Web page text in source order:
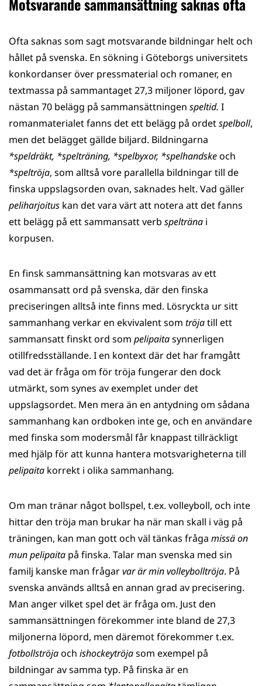
Ofta saknas som sagt motsvarande bildningar helt och
hållet på svenska. En sökning i Göteborgs universitets
konkordanser över pressmaterial och romaner, en
textmassa på sammantaget 27,3 miljoner löpord, gav
nästan 70 belägg på sammansättningen speltid. I
romanmaterialet fanns det ett belägg på ordetspelboll,
men det belägget gällde biljard. Bildningarna
*speldräkt, *spelträning, *spelbyxor, *spelhandskeoch
*speltröja, som alltså vore parallella bildningar till de
finska uppslagsorden ovan, saknades helt. Vad gäller
peliharjoitus kan det vara värt att notera att det fanns
ett belägg på ett sammansatt verb spelträna i
korpusen.
En finsk sammansättning kan motsvaras av ett
osammansatt ord på svenska, där den finska
preciseringen alltså inte finns med. Lösryckta ur sitt
sammanhang verkar en ekvivalent som tröjatill ett
sammansatt finskt ord som pelipaitasynnerligen
otillfredsställande. I en kontext där det har framgått
vad det är fråga om för tröja fungerar den dock
utmärkt, som synes av exemplet under det
uppslagsordet. Men mera än en antydning om sådana
sammanhang kan ordboken inte ge, och en användare
med finska som modersmål får knappast tillräckligt
med hjälp för att kunna hantera motsvarigheterna till
pelipaita korrekt i olika sammanhang.
Om man tränar något bollspel, t.ex. volleyboll, och inte
hittar den tröja man brukar ha när man skall i väg på
träningen, kan man gott och väl tänkas fråga missä on
mun pelipaita på finska. Talar man svenska med sin
familj kanske man frågarvar är min volleybolltröja. På
svenska används alltså en annan grad av precisering.
Man anger vilket spel det är fråga om. Just den
sammansättningen förekommer inte bland de 27,3
miljonerna löpord, men däremot förekommer t.ex.
fotbollströjaoch ishockeytröjasom exempel på
bildningar av samma typ. På finska är en